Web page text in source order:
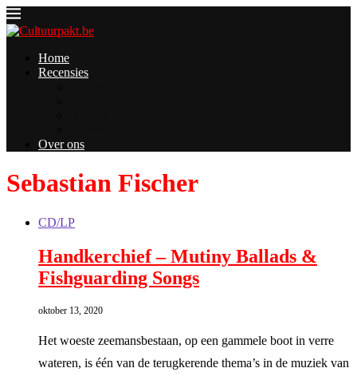
Home
Recensies
Over ons
Sebastian Fischer
CD/LP
Handkerchief – Mutiny Ballads &
Fishguarding Songs
oktober 13, 2020
Het woeste zeemansbestaan, op een gammele boot in verre
wateren, is één van de terugkerende thema’s in de muziek van